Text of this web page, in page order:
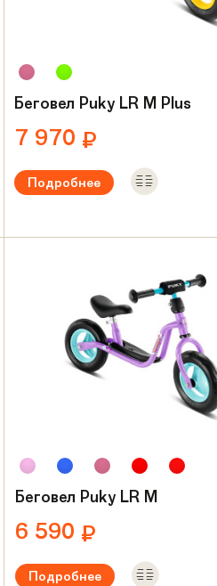
Беговел Puky LR M Plus
7 970 ₽
Подробнее
Вес:3.7 кг
Беговел Puky LR M
6 590 ₽
Подробнее